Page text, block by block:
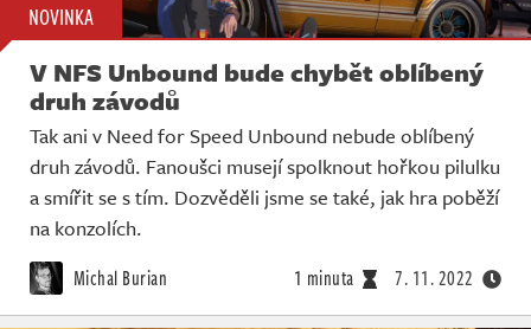
NOVINKA
V NFS Unbound bude chybět oblíbený
druh závodů
Tak ani v Need for Speed Unbound nebude oblíbený
druh závodů. Fanoušci musejí spolknout hořkou pilulku
a smířit se s tím. Dozvěděli jsme se také, jak hra poběží
na konzolích.
Michal Burian 1 minuta 7. 11. 2022